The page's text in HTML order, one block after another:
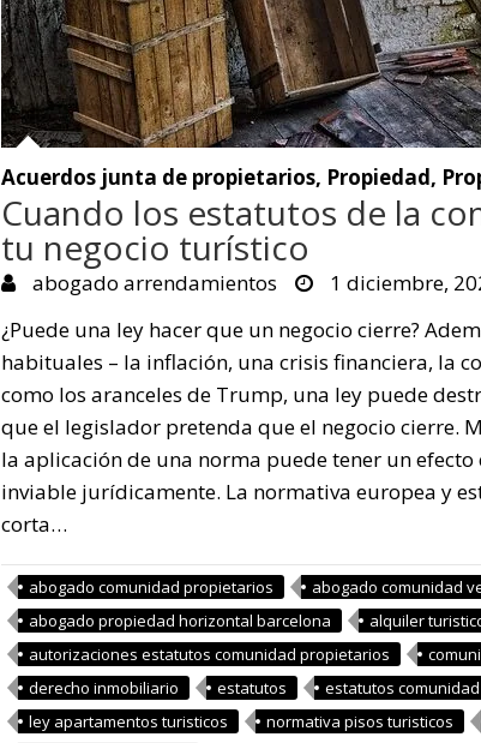
Acuerdos junta de propietarios, Propiedad,
Cuando los estatutos de la
tu negocio turístico
abogado arrendamientos
1 diciembre,
¿Puede una ley hacer que un negocio cierre?
habituales – la inflación, una crisis financiera, la
como los aranceles de Trump, una ley puede
que el legislador pretenda que el negocio cierre.
la aplicación de una norma puede tener un
inviable jurídicamente. La normativa europea y
corta…
abogado comunidad propietarios
abogado comunidad
abogado propiedad horizontal barcelona
alquiler
autorizaciones estatutos comunidad propietarios
derecho inmobiliario
estatutos
estatutos
ley apartamentos turisticos
normativa pisos turisticos